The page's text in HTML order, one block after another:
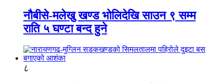
नौबीसे-मलेखु खण्ड भोलिदेखि साउन ९ सम्म
राति ५ घण्टा बन्द हुने
८